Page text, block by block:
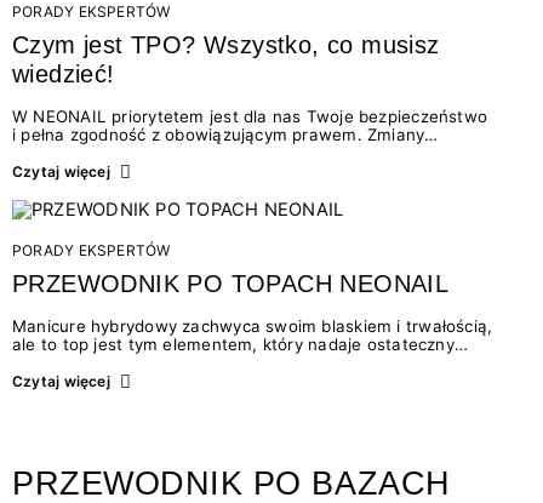
PRZEWODNIK PO BAZACH
PORADY EKSPERTÓW
Czym jest TPO? Wszystko, co musisz
wiedzieć!
W NEONAIL priorytetem jest dla nas Twoje bezpieczeństwo
i pełna zgodność z obowiązującym prawem. Zmiany
na bieżąco, a każda decyzja związana z recepturami opiera się
Czytaj więcej
PORADY EKSPERTÓW
PRZEWODNIK PO TOPACH NEONAIL
Manicure hybrydowy zachwyca swoim blaskiem i trwałością,
ale to top jest tym elementem, który nadaje ostateczny
wybrać idealny top? Skorzystaj z naszego przewodnika i znajdź
Czytaj więcej